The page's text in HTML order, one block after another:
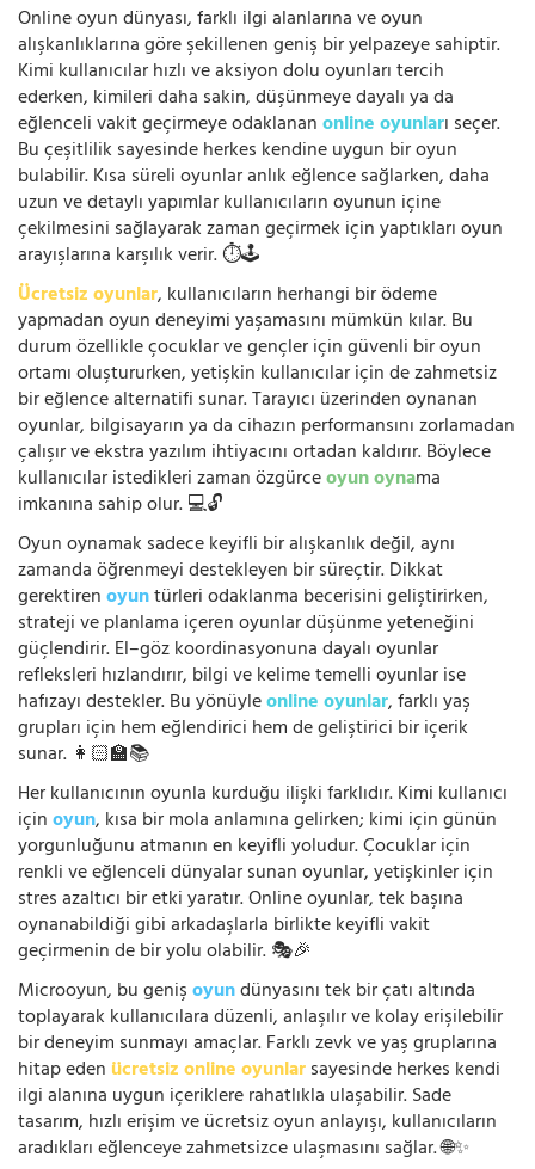
Online oyun dünyası, farklı ilgi alanlarına ve oyun
alışkanlıklarına göre şekillenen geniş bir yelpazeye sahiptir.
Kimi kullanıcılar hızlı ve aksiyon dolu oyunları tercih
ederken, kimileri daha sakin, düşünmeye dayalı ya da
eğlenceli vakit geçirmeye odaklananonline oyunları seçer.
Bu çeşitlilik sayesinde herkes kendine uygun bir oyun
bulabilir. Kısa süreli oyunlar anlık eğlence sağlarken, daha
uzun ve detaylı yapımlar kullanıcıların oyunun içine
çekilmesini sağlayarak zaman geçirmek için yaptıkları oyun
arayışlarına karşılık verir. ⏱️🕹️
Ücretsiz oyunlar, kullanıcıların herhangi bir ödeme
yapmadan oyun deneyimi yaşamasını mümkün kılar. Bu
durum özellikle çocuklar ve gençler için güvenli bir oyun
ortamı oluştururken, yetişkin kullanıcılar için de zahmetsiz
bir eğlence alternatifi sunar. Tarayıcı üzerinden oynanan
oyunlar, bilgisayarın ya da cihazın performansını zorlamadan
çalışır ve ekstra yazılım ihtiyacını ortadan kaldırır. Böylece
kullanıcılar istedikleri zaman özgürceoyun oynama
imkanına sahip olur. 💻🔓
Oyun oynamak sadece keyifli bir alışkanlık değil, aynı
zamanda öğrenmeyi destekleyen bir süreçtir. Dikkat
gerektirenoyuntürleri odaklanma becerisini geliştirirken,
strateji ve planlama içeren oyunlar düşünme yeteneğini
güçlendirir. El–göz koordinasyonuna dayalı oyunlar
refleksleri hızlandırır, bilgi ve kelime temelli oyunlar ise
hafızayı destekler. Bu yönüyleonline oyunlar, farklı yaş
grupları için hem eğlendirici hem de geliştirici bir içerik
sunar. 👩🏻‍🏫📚
Her kullanıcının oyunla kurduğu ilişki farklıdır. Kimi kullanıcı
içinoyun, kısa bir mola anlamına gelirken; kimi için günün
yorgunluğunu atmanın en keyifli yoludur. Çocuklar için
renkli ve eğlenceli dünyalar sunan oyunlar, yetişkinler için
stres azaltıcı bir etki yaratır. Online oyunlar, tek başına
oynanabildiği gibi arkadaşlarla birlikte keyifli vakit
geçirmenin de bir yolu olabilir. 🎭🎉
Microoyun, bu genişoyundünyasını tek bir çatı altında
toplayarak kullanıcılara düzenli, anlaşılır ve kolay erişilebilir
bir deneyim sunmayı amaçlar. Farklı zevk ve yaş gruplarına
hitap eden ücretsiz online oyunlarsayesinde herkes kendi
ilgi alanına uygun içeriklere rahatlıkla ulaşabilir. Sade
tasarım, hızlı erişim ve ücretsiz oyun anlayışı, kullanıcıların
aradıkları eğlenceye zahmetsizce ulaşmasını sağlar. 🌐✨